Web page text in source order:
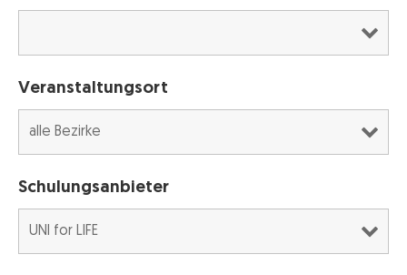
Veranstaltungsort
Schulungsanbieter